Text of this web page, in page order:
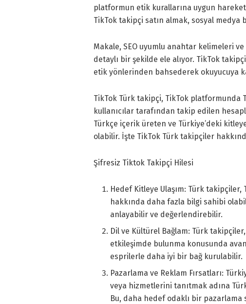
platformun etik kurallarına uygun
TikTok takipçi satın almak, sosyal medya
Makale, SEO uyumlu anahtar kelimeleri
detaylı bir şekilde ele alıyor. TikTok
etik yönlerinden bahsederek okuyucuya
TikTok Türk takipçi, TikTok platformunda
kullanıcılar tarafından takip edilen
Türkçe içerik üreten ve Türkiye’deki
olabilir. İşte TikTok Türk takipçiler
Şifresiz Tiktok Takipçi Hilesi
Hedef Kitleye Ulaşım: Türk
hakkında daha fazla bilgi sahibi
anlayabilir ve değerlendirebilir.
Dil ve Kültürel Bağlam: Türk
etkileşimde bulunma konusunda
esprilerle daha iyi bir bağ kurulabilir.
Pazarlama ve Reklam Fırsatları:
veya hizmetlerini tanıtmak adına
Bu, daha hedef odaklı bir pazarlama